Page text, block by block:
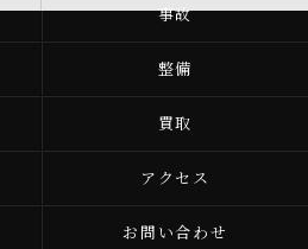
事故
整備
買取
アクセス
お問い合わせ